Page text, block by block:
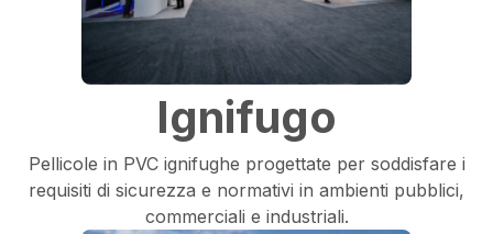
Ignifugo
Pellicole in PVC ignifughe progettate per soddisfare i
requisiti di sicurezza e normativi in ambienti pubblici,
commerciali e industriali.